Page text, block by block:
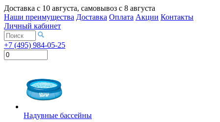
Доставка с 10 августа, самовывоз с 8 августа
Наши преимущества Доставка Оплата Акции Контакты
Личный кабинет
+7 (495) 984-05-25
Надувные бассейны